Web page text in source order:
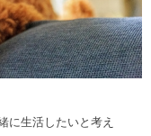
に生活したいと考え